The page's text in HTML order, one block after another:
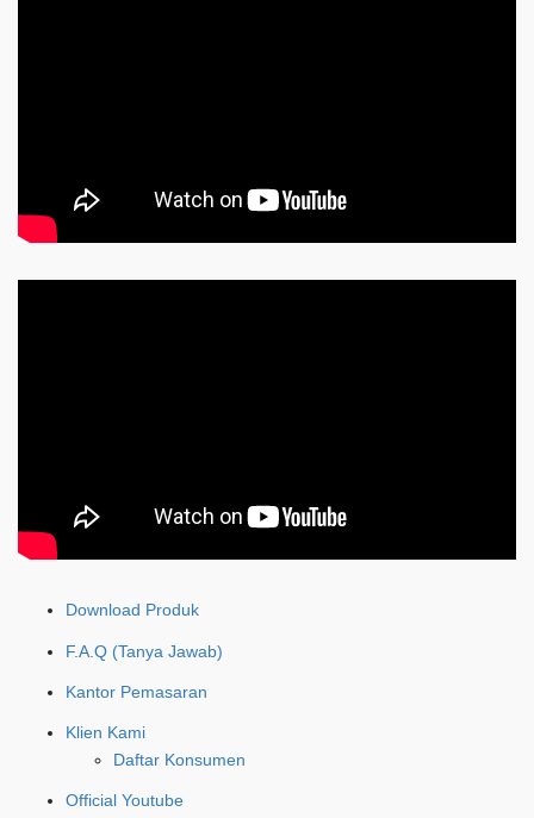
Download Produk
F.A.Q (Tanya Jawab)
Kantor Pemasaran
Klien Kami
Daftar Konsumen
Official Youtube